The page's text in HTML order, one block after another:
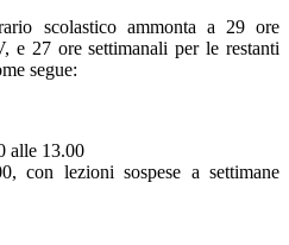
scolastico ammonta a 29 ore
e 27 ore settimanali per le restanti
segue:
alle 13.00
con lezioni sospese a settimane